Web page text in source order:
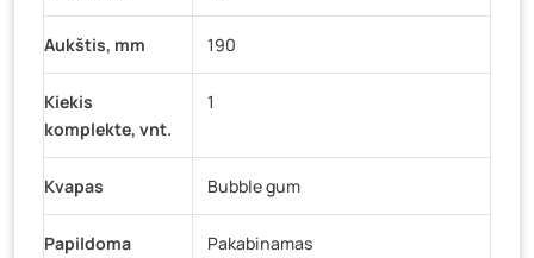
Aukštis, mm 190
Kiekis
komplekte, vnt.
1
Kvapas Bubble gum
Papildoma
Pakabinamas